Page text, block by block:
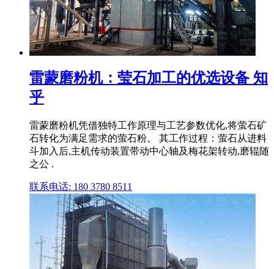
雷蒙磨粉机：莹石加工的优选设备 知
乎
雷蒙磨粉机凭借独特工作原理与工艺参数优化,将萤石矿
石转化为满足需求的萤石粉。 其工作过程：萤石从进料
斗加入后,主机传动装置带动中心轴及梅花架转动,磨辊随
之公 .
联系电话: 180 3780 8511